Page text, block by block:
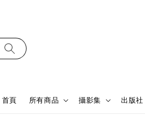
首頁 所有商品 攝影集 出版社